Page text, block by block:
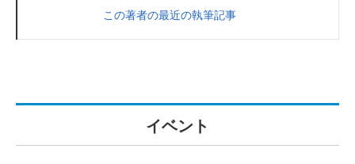
この著者の最近の執筆記事
イベント